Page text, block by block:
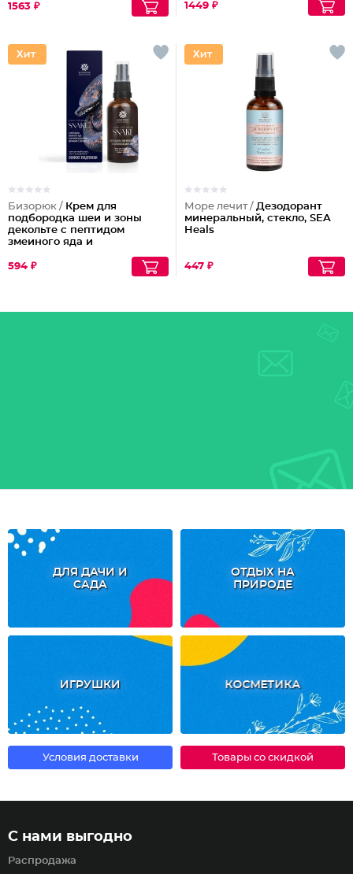
1563 ₽ 1449 ₽
Бизорюк / Крем для
подбородка шеи и зоны
декольте с пептидом
змеиного яда и
594 ₽
Море лечит / Дезодорант
минеральный, стекло, SEA
Heals
447 ₽
ДЛЯ ДАЧИ И
САДА
ОТДЫХ НА
ПРИРОДЕ
ИГРУШКИ КОСМЕТИКА
Условия доставки Товары со скидкой
С нами выгодно
Распродажа